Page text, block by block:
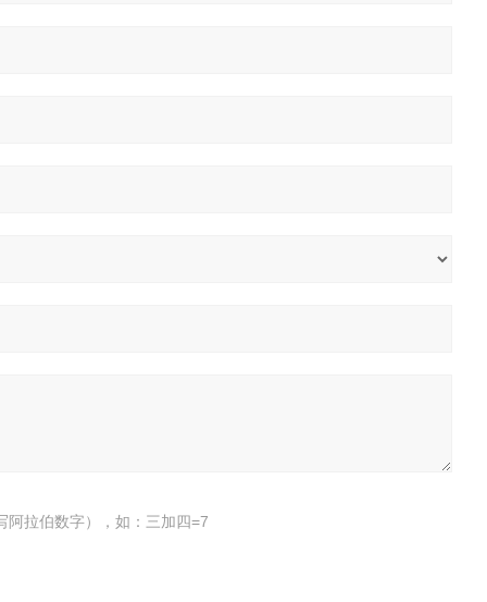
阿拉伯数字），如：三加四=7